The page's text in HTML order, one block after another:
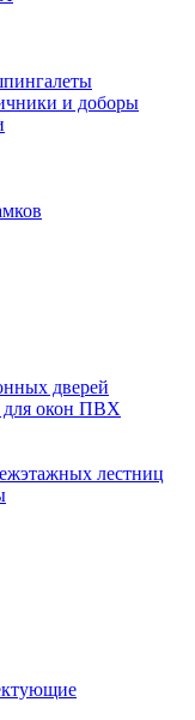
и доборы
дверей
для окон ПВХ
лестниц